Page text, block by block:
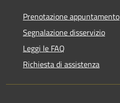
Prenotazione appuntamento
Segnalazione disservizio
Leggi le FAQ
Richiesta di assistenza